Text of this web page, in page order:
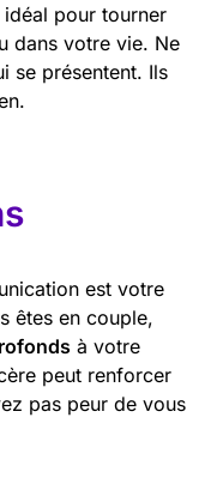
idéal pour tourner
dans votre vie. Ne
se présentent. Ils
est votre
êtes en couple,
à votre
peut renforcer
pas peur de vous